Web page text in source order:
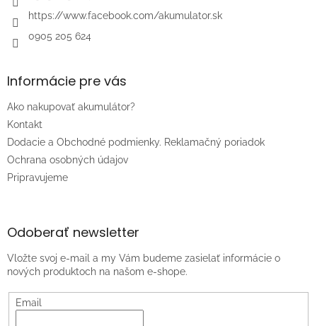
https://www.facebook.com/akumulator.sk
0905 205 624
Informácie pre vás
Ako nakupovať akumulátor?
Kontakt
Dodacie a Obchodné podmienky. Reklamačný poriadok
Ochrana osobných údajov
Pripravujeme
Odoberať newsletter
Vložte svoj e-mail a my Vám budeme zasielať informácie o
nových produktoch na našom e-shope.
Email